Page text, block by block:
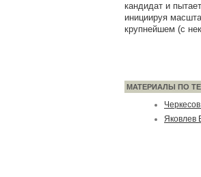
кандидат и
инициируя
крупнейшем (с
МАТЕРИАЛЫ ПО
Яковлев